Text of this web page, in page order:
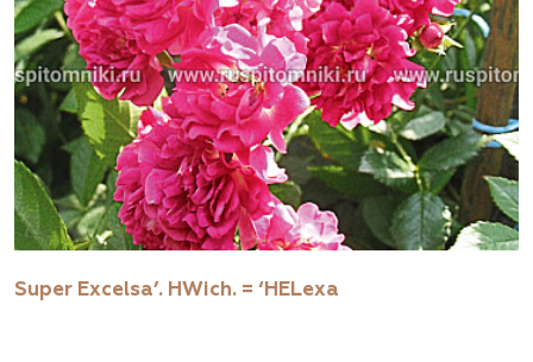
Super Excelsa’. НWich. = ‘HELexa